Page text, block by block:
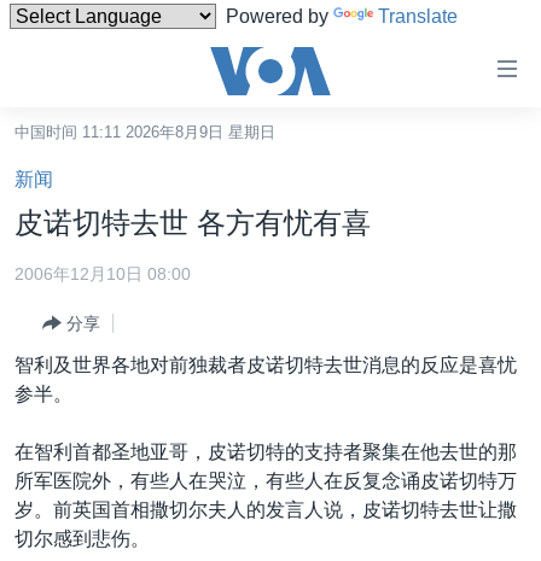
Powered by Translate
碍
链
跳
转
容
转
导
港澳
国际
印太
中东
欧洲
经济·金融·贸易
人权·法律·宗教
科教·文娱·体健
美中关系
热点专题
白宫要闻
VOA视频
中国时间 11:11 2026年8月9日 星期日
新闻
皮诺切特去世 各方有忧有喜
2006年12月10日 08:00
分享
智利及世界各地对前独裁者皮诺切特去世消息的反应是喜忧
参半。
在智利首都圣地亚哥，皮诺切特的支持者聚集在他去世的那
所军医院外，有些人在哭泣，有些人在反复念诵皮诺切特万
岁。前英国首相撒切尔夫人的发言人说，皮诺切特去世让撒
切尔感到悲伤。